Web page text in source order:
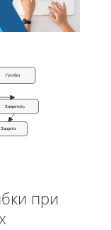
Гуглбот
Запретить
Защита
при